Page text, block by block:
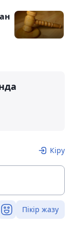
Кіру
Пікір жазу